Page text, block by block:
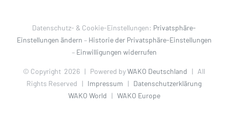
Datenschutz- & Cookie-Einstellungen: Privatsphäre-
Einstellungen ändern – Historie der Privatsphäre-Einstellungen
– Einwilligungen widerrufen
© Copyright 2026 | Powered byWAKO Deutschland | All
Rights Reserved | Impressum | Datenschutzerklärung
WAKO World | WAKO Europe